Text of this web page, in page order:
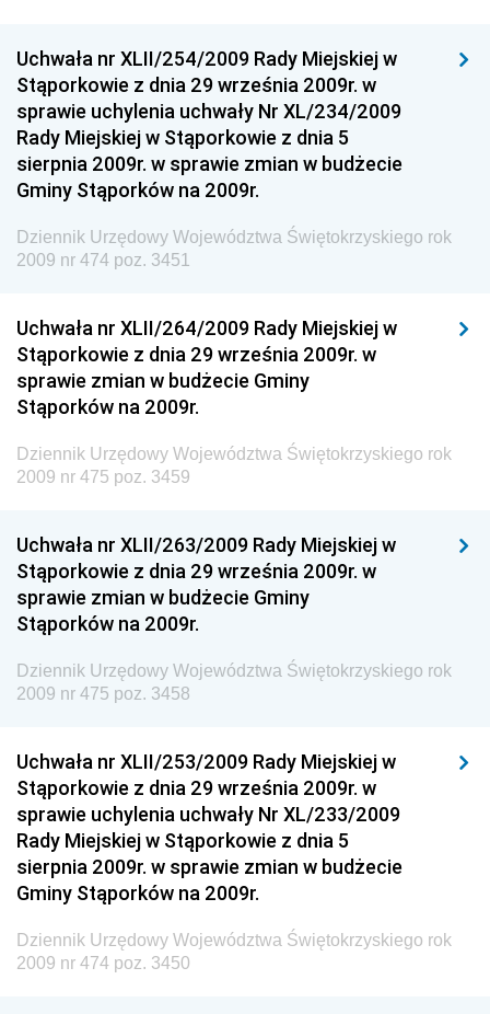
Dziennik Urzędowy Ministerstwa Przemysłu
Chemicznego i Lekkiego
Dziennik Urzędowy Ministerstwa Rolnictwa i
Gospodarki Żywnościowej
Społecznej
Dziennik Urzędowy Ministra Cyfryzacji
Dziennik Urzędowy Ministra Infrastruktury i
Budownictwa
Dziennik Urzędowy Ministra Gospodarki Morskiej i
Dziennik Urzędowy Ministra Energii
Dziennik Urzędowy Ministra Sprawiedliwości
Dziennik Urzędowy Ministra Rozwoju i Finansów
Dziennik Urzędowy Wyższego Urzędu Górniczego
Dziennik Urzędowy Prezesa Urzędu Transportu
Kolejowego
Technologii
Dziennik Urzędowy Ministra Inwestycji i Rozwoju
Dziennik Urzędowy Naczelnego Dyrektora Archiwów
Państwowych
Dziennik Urzędowy Ministra Finansów, Inwestycji i
Dziennik Urzędowy Ministra Klimatu
Uchwała nr XLII/254/2009 Rady Miejskiej w
Stąporkowie z dnia 29 września 2009r. w
sprawie uchylenia uchwały Nr XL/234/2009
Rady Miejskiej w Stąporkowie z dnia 5
sierpnia 2009r. w sprawie zmian w budżecie
Gminy Stąporków na 2009r.
Dziennik Urzędowy Województwa Świętokrzyskiego rok
2009 nr 474 poz. 3451
Uchwała nr XLII/264/2009 Rady Miejskiej w
Stąporkowie z dnia 29 września 2009r. w
sprawie zmian w budżecie Gminy
Stąporków na 2009r.
Dziennik Urzędowy Województwa Świętokrzyskiego rok
2009 nr 475 poz. 3459
Uchwała nr XLII/263/2009 Rady Miejskiej w
Stąporkowie z dnia 29 września 2009r. w
sprawie zmian w budżecie Gminy
Stąporków na 2009r.
Dziennik Urzędowy Województwa Świętokrzyskiego rok
2009 nr 475 poz. 3458
Uchwała nr XLII/253/2009 Rady Miejskiej w
Stąporkowie z dnia 29 września 2009r. w
sprawie uchylenia uchwały Nr XL/233/2009
Rady Miejskiej w Stąporkowie z dnia 5
sierpnia 2009r. w sprawie zmian w budżecie
Gminy Stąporków na 2009r.
Dziennik Urzędowy Województwa Świętokrzyskiego rok
2009 nr 474 poz. 3450